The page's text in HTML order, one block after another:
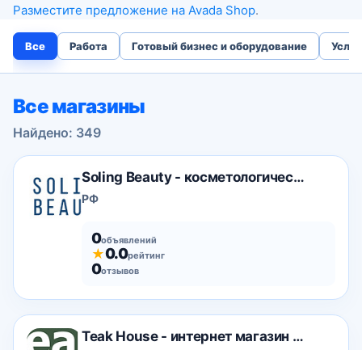
Разместите предложение на Avada Shop.
Все Работа Готовый бизнес и оборудование
Все магазины
Найдено: 349
Soling Beauty - косметологическое оборудование и п
РФ
0объявлений
★0.0рейтинг
0отзывов
Teak House - интернет магазин мебели из массива ти